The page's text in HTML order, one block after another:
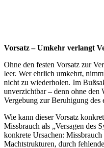
Vorsatz – Umkehr verlangt
Ohne den festen Vorsatz zur
leer. Wer ehrlich umkehrt,
nicht zu wiederholen. Im
unverzichtbar – denn ohne den
Vergebung zur Beruhigung des
Wie kann dieser Vorsatz
Missbrauch als „Versagen des
konkrete Ursachen:
Machtstrukturen, durch